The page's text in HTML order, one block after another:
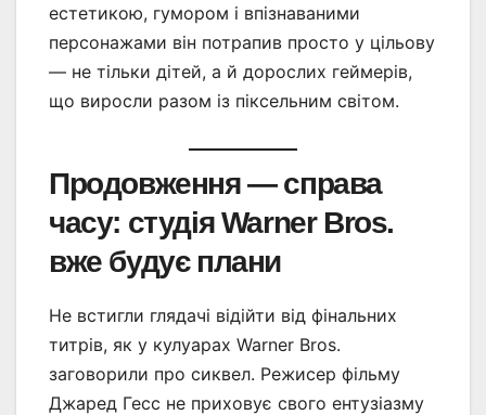
естетикою, гумором і впізнаваними
персонажами він потрапив просто у цільову
— не тільки дітей, а й дорослих геймерів,
що виросли разом із піксельним світом.
Продовження — справа
часу: студія Warner Bros.
вже будує плани
Не встигли глядачі відійти від фінальних
титрів, як у кулуарах Warner Bros.
заговорили про сиквел. Режисер фільму
Джаред Гесс не приховує свого ентузіазму